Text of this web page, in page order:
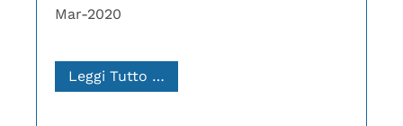
Mar-2020
Leggi Tutto …